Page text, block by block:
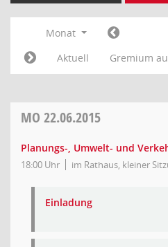
Monat
Aktuell
Gremium
MO 22.06.2015
Planungs-, Umwelt- und
18:00 Uhr im Rathaus, kleiner
Einladung